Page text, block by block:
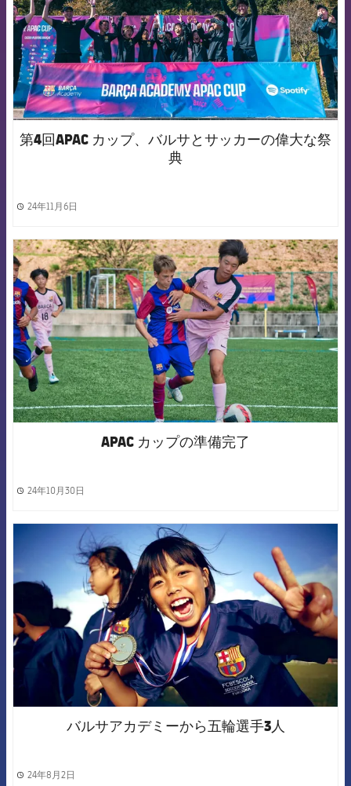
第4回APAC カップ、バルサとサッカーの偉大な祭
典
24年11月6日
FCB Barcelona badge
APAC カップの準備完了
24年10月30日
FCB Barcelona badge
バルサアカデミーから五輪選手3人
24年8月2日